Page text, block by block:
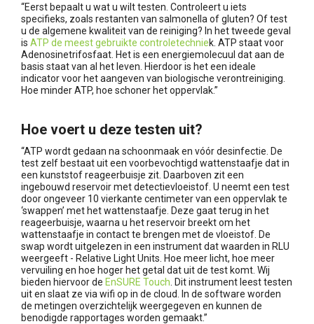
“Eerst bepaalt u wat u wilt testen. Controleert u iets
specifieks, zoals restanten van salmonella of gluten? Of test
u de algemene kwaliteit van de reiniging? In het tweede geval
is ATP de meest gebruikte controletechniek. ATP staat voor
Adenosinetrifosfaat. Het is een energiemolecuul dat aan de
basis staat van al het leven. Hierdoor is het een ideale
indicator voor het aangeven van biologische verontreiniging.
Hoe minder ATP, hoe schoner het oppervlak.”
Hoe voert u deze testen uit?
“ATP wordt gedaan na schoonmaak en vóór desinfectie. De
test zelf bestaat uit een voorbevochtigd wattenstaafje dat in
een kunststof reageerbuisje zit. Daarboven zit een
ingebouwd reservoir met detectievloeistof. U neemt een test
door ongeveer 10 vierkante centimeter van een oppervlak te
‘swappen’ met het wattenstaafje. Deze gaat terug in het
reageerbuisje, waarna u het reservoir breekt om het
wattenstaafje in contact te brengen met de vloeistof. De
swap wordt uitgelezen in een instrument dat waarden in RLU
weergeeft - Relative Light Units. Hoe meer licht, hoe meer
vervuiling en hoe hoger het getal dat uit de test komt. Wij
bieden hiervoor de EnSURE Touch . Dit instrument leest testen
uit en slaat ze via wifi op in de cloud. In de software worden
de metingen overzichtelijk weergegeven en kunnen de
benodigde rapportages worden gemaakt.”